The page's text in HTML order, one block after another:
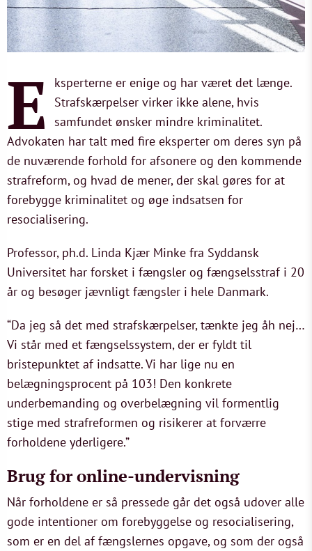
E
ksperterne er enige og har været det længe.
Strafskærpelser virker ikke alene, hvis
samfundet ønsker mindre kriminalitet.
Advokaten har talt med fire eksperter om deres syn på
de nuværende forhold for afsonere og den kommende
strafreform, og hvad de mener, der skal gøres for at
forebygge kriminalitet og øge indsatsen for
resocialisering.
Professor, ph.d. Linda Kjær Minke fra Syddansk
Universitet har forsket i fængsler og fængselsstraf i 20
år og besøger jævnligt fængsler i hele Danmark.
“Da jeg så det med strafskærpelser, tænkte jeg åh nej…
Vi står med et fængselssystem, der er fyldt til
bristepunktet af indsatte. Vi har lige nu en
belægningsprocent på 103! Den konkrete
underbemanding og overbelægning vil formentlig
stige med strafreformen og risikerer at forværre
forholdene yderligere.”
Brug for online-undervisning
Når forholdene er så pressede går det også udover alle
gode intentioner om forebyggelse og resocialisering,
som er en del af fængslernes opgave, og som der også